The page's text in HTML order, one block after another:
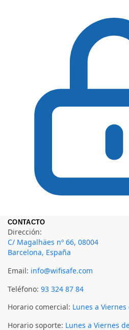
CONTACTO
Dirección:
C/ Magalhäes nº 66, 08004
Barcelona, España
Email: info@wifisafe.com
Teléfono: 93 324 87 84
Horario comercial: Lunes a
Horario soporte: Lunes a Viernes